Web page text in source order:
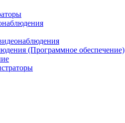
(Программное обеспечение)